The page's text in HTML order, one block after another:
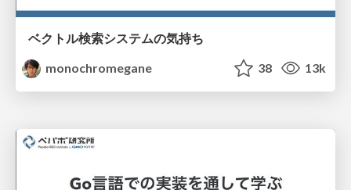
ベクトル検索システムの気持ち
monochromegane
38 13k